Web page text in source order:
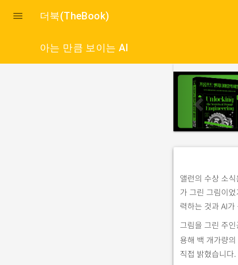
 더북(TheBook)
아는 만큼 보이는 AI
p
r
e
i
o
s
앨런의 수상 소
가 그린 그림이
력하는 것과 AI
그림을 그린 주
용해 백 개가량
직접 밝혔습니다.